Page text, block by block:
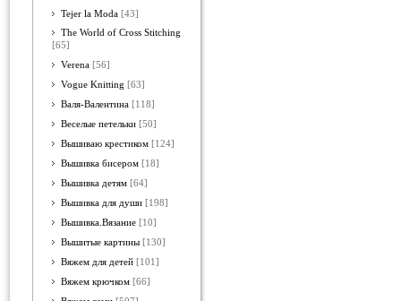
Tejer la Moda [43]
The World of Cross Stitching
[65]
Verena [56]
Vogue Knitting [63]
Валя-Валентина [118]
Веселые петельки [50]
Вышиваю крестиком [124]
Вышивка бисером [18]
Вышивка детям [64]
Вышивка для души [198]
Вышивка.Вязание [10]
Вышитые картины [130]
Вяжем для детей [101]
Вяжем крючком [66]